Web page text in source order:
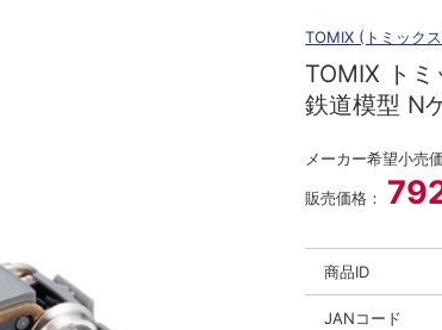
TOMIX (トミック
TOMIX ト
鉄道模型 N
メーカー希望小売
販売価格：
商品ID
JANコード